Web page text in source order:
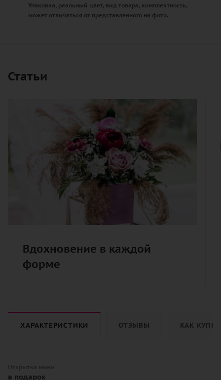
Упаковка, реальный цвет, вид товара, комплектность,
может отличаться от представленного на фото.
Статьи
Вдохновение в каждой
форме
ХАРАКТЕРИСТИКИ ОТЗЫВЫ КАК
в подарок